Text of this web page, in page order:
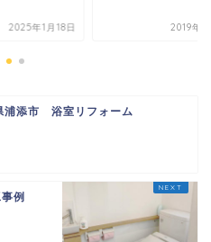
2025年1月18日 2019年2
浦添市 浴室リフォーム
例